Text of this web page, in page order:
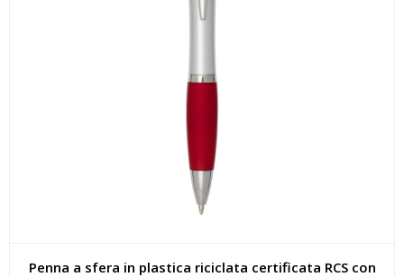
Penna a sfera in plastica riciclata certificata RCS con